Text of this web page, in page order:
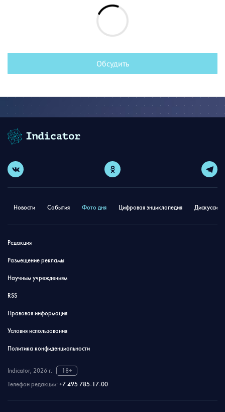
Обсудить
Новости События Фото дня Цифровая энциклопедия
Редакция
Размещение рекламы
Научным учреждениям
RSS
Правовая информация
Условия использования
Политика конфиденциальности
Indicator, 2026 г.
18+
Телефон редакции: +7 495 785-17-00